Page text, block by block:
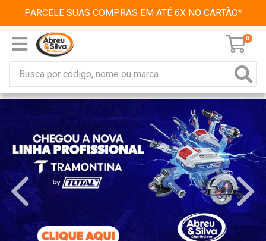
PARCELE SUAS COMPRAS EM ATÉ 6X NO CARTÃO*
0